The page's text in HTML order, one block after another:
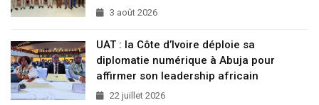
3 août 2026
UAT : la Côte d’Ivoire déploie sa
diplomatie numérique à Abuja pour
affirmer son leadership africain
22 juillet 2026